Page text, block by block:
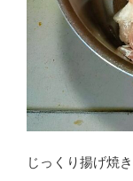
じっくり揚げ焼